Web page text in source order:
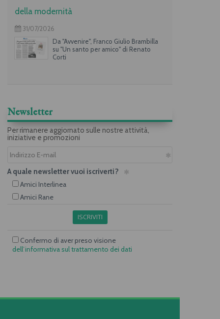
della modernità
31/07/2026
Da "Avvenire", Franco Giulio Brambilla
su "Un santo per amico" di Renato
Corti
Newsletter
Per rimanere aggiornato sulle nostre attività,
iniziative e promozioni
A quale newsletter vuoi iscriverti?
Amici Interlinea
Amici Rane
ISCRIVITI
Confermo di aver preso visione
dell’informativa sul trattamento dei dati